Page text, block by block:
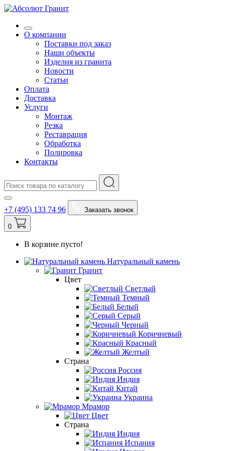
О компании
Поставки под заказ
Наши объекты
Изделия из гранита
Новости
Статьи
Оплата
Доставка
Услуги
Монтаж
Резка
Реставрация
Обработка
Полировка
Контакты
+7 (495) 133 74 96 Заказать звонок
0
В корзине пусто!
Натуральный камень
Гранит
Цвет
Светлый
Темный
Белый
Серый
Черный
Коричневый
Красный
Желтый
Страна
Россия
Индия
Китай
Украина
Мрамор
Цвет
Страна
Индия
Испания